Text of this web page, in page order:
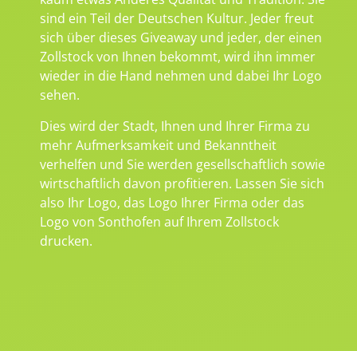
sind ein Teil der Deutschen Kultur. Jeder freut
sich über dieses Giveaway und jeder, der einen
Zollstock von Ihnen bekommt, wird ihn immer
wieder in die Hand nehmen und dabei Ihr Logo
sehen.
Dies wird der Stadt, Ihnen und Ihrer Firma zu
mehr Aufmerksamkeit und Bekanntheit
verhelfen und Sie werden gesellschaftlich sowie
wirtschaftlich davon profitieren. Lassen Sie sich
also Ihr Logo, das Logo Ihrer Firma oder das
Logo von Sonthofen auf Ihrem Zollstock
drucken.